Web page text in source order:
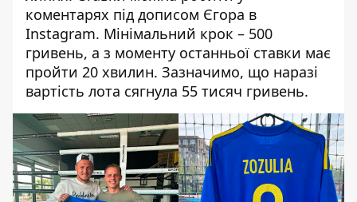
коментарях під дописом Єгора в
Instagram. Мінімальний крок – 500
гривень, а з моменту останньої ставки має
пройти 20 хвилин. Зазначимо, що наразі
вартість лота сягнула 55 тисяч гривень.